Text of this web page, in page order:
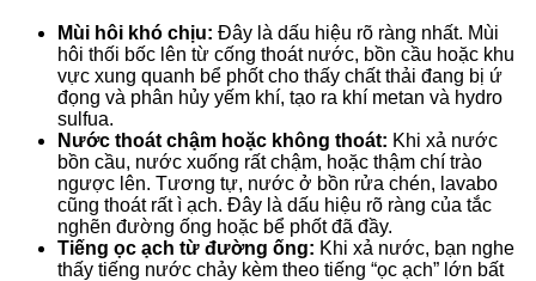
Mùi hôi khó chịu: Đây là dấu hiệu rõ ràng nhất. Mùi
hôi thối bốc lên từ cống thoát nước, bồn cầu hoặc khu
vực xung quanh bể phốt cho thấy chất thải đang bị ứ
đọng và phân hủy yếm khí, tạo ra khí metan và hydro
sulfua.
Nước thoát chậm hoặc không thoát: Khi xả nước
bồn cầu, nước xuống rất chậm, hoặc thậm chí trào
ngược lên. Tương tự, nước ở bồn rửa chén, lavabo
cũng thoát rất ì ạch. Đây là dấu hiệu rõ ràng của tắc
nghẽn đường ống hoặc bể phốt đã đầy.
Tiếng ọc ạch từ đường ống: Khi xả nước, bạn nghe
thấy tiếng nước chảy kèm theo tiếng “ọc ạch” lớn bất